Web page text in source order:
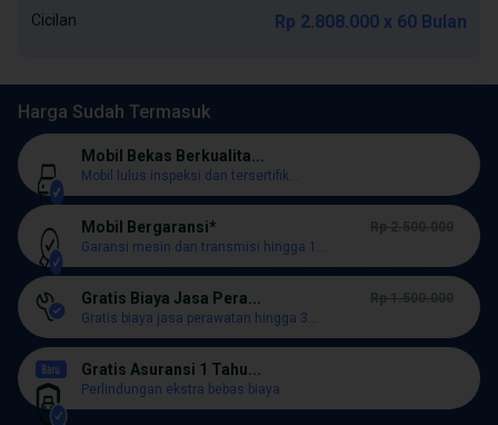
Cicilan Rp 2.808.000 x 60 Bulan
Harga Sudah Termasuk
Mobil Bekas Berkualita...
Mobil lulus inspeksi dan tersertifik...
Mobil Bergaransi*
Rp 2.500.000
Garansi mesin dan transmisi hingga 1...
Gratis Biaya Jasa Pera...
Rp 1.500.000
Gratis biaya jasa perawatan hingga 3...
Gratis Asuransi 1 Tahu...
Perlindungan ekstra bebas biaya